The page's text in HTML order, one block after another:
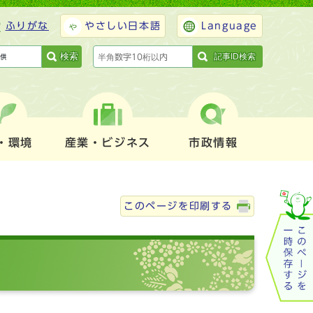
ふりがな やさしい日本語 Language
検索 記事ID検索
環境 産業・ビジネス 市政情報
このページを印刷する